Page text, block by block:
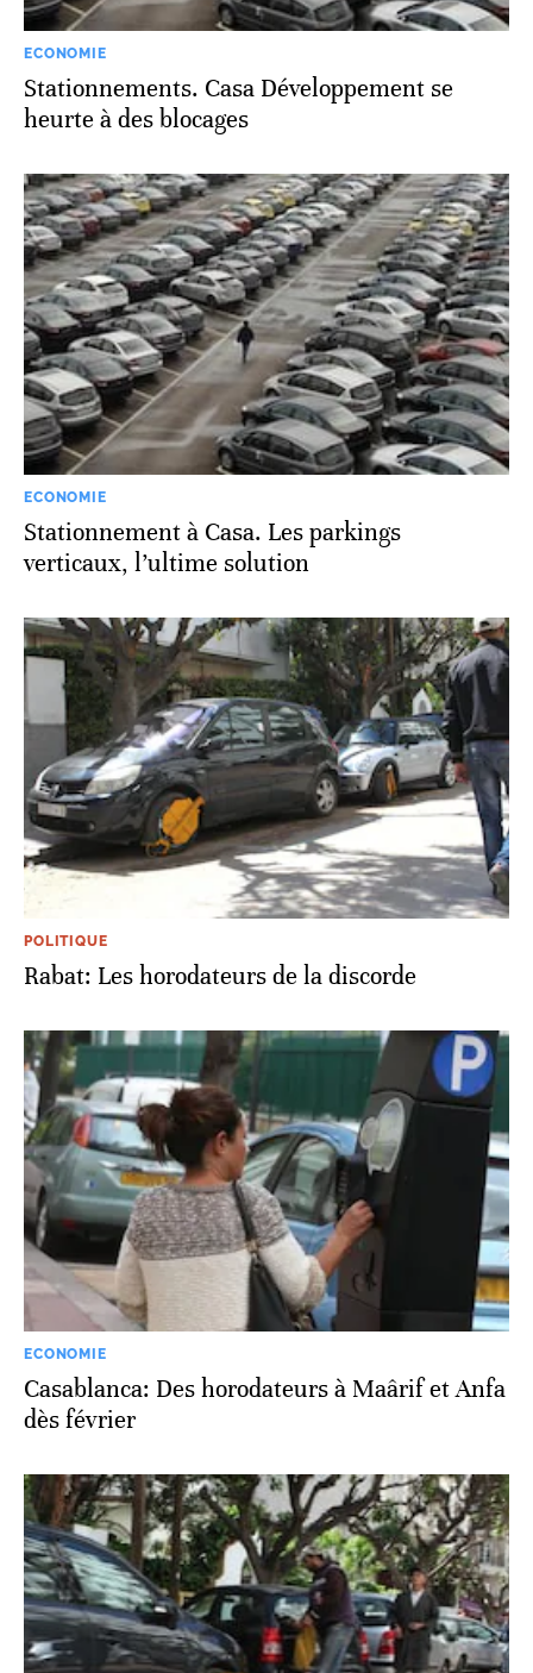
ECONOMIE
Stationnements. Casa Développement se
heurte à des blocages
ECONOMIE
Stationnement à Casa. Les parkings
verticaux, l’ultime solution
POLITIQUE
Rabat: Les horodateurs de la discorde
ECONOMIE
Casablanca: Des horodateurs à Maârif et Anfa
dès février